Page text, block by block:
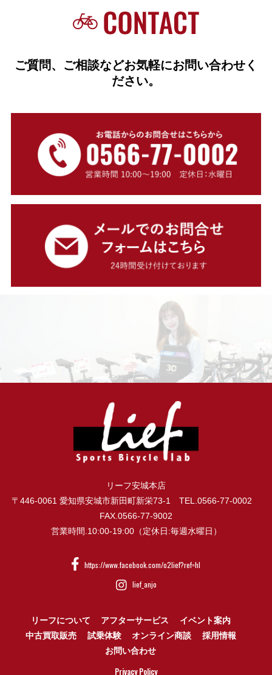
ご質問、ご相談などお気軽にお問い合わせく
ださい。
リーフ安城本店
〒446-0061 愛知県安城市新田町新栄73-1 TEL.0566-77-0002
FAX.0566-77-9002
営業時間.10:00-19:00（定休日:毎週水曜日）
https://www.facebook.com/o2lief?ref=hl
lief_anjo
リーフについて アフターサービス
イベント案内
中古買取販売
試乗体験 オンライン商談
採用情報
お問い合わせ
Privacy Policy